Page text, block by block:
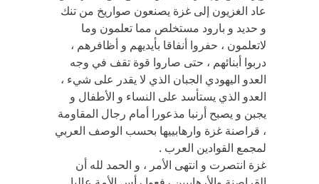
عاد الغزيون إلى غزة يصنعون صواريخ من تنك
و حديد و بارود مستخلص مما تعلمون وما
لاتعلمون ، حفروا أنفاقا بأيديهم و أظافرهم ،
دربوا أبنائهم ، حتى صاروا قوة تقف في وجه
العدو اليهودي الجبان الذي لا يقدر على شيء ،
العدو الذي يستأسد على النساء و الأطفال و
يجبن و يصبح أرنبا مذعورا أمام رجال المقاومة
، قراصنة غزة وارهابييها بحسب الوصف العربي
لمجمع القوادين العرب .
غزة انتصرت و انتهى الأمر ، و الحمد لله أن